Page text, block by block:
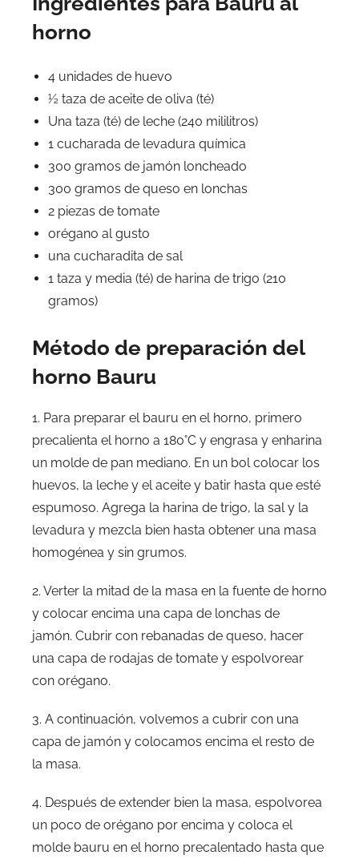
horno
4 unidades de huevo
½ taza de aceite de oliva (té)
Una taza (té) de leche (240 mililitros)
1 cucharada de levadura química
300 gramos de jamón loncheado
300 gramos de queso en lonchas
2 piezas de tomate
orégano al gusto
una cucharadita de sal
1 taza y media (té) de harina de trigo (210
gramos)
Método de preparación del
horno Bauru
1. Para preparar el bauru en el horno, primero
precalienta el horno a 180°C y engrasa y enharina
un molde de pan mediano. En un bol colocar los
huevos, la leche y el aceite y batir hasta que esté
espumoso. Agrega la harina de trigo, la sal y la
levadura y mezcla bien hasta obtener una masa
homogénea y sin grumos.
2. Verter la mitad de la masa en la fuente de horno
y colocar encima una capa de lonchas de
jamón. Cubrir con rebanadas de queso, hacer
una capa de rodajas de tomate y espolvorear
con orégano.
3. A continuación, volvemos a cubrir con una
capa de jamón y colocamos encima el resto de
la masa.
4. Después de extender bien la masa, espolvorea
un poco de orégano por encima y coloca el
molde bauru en el horno precalentado hasta que